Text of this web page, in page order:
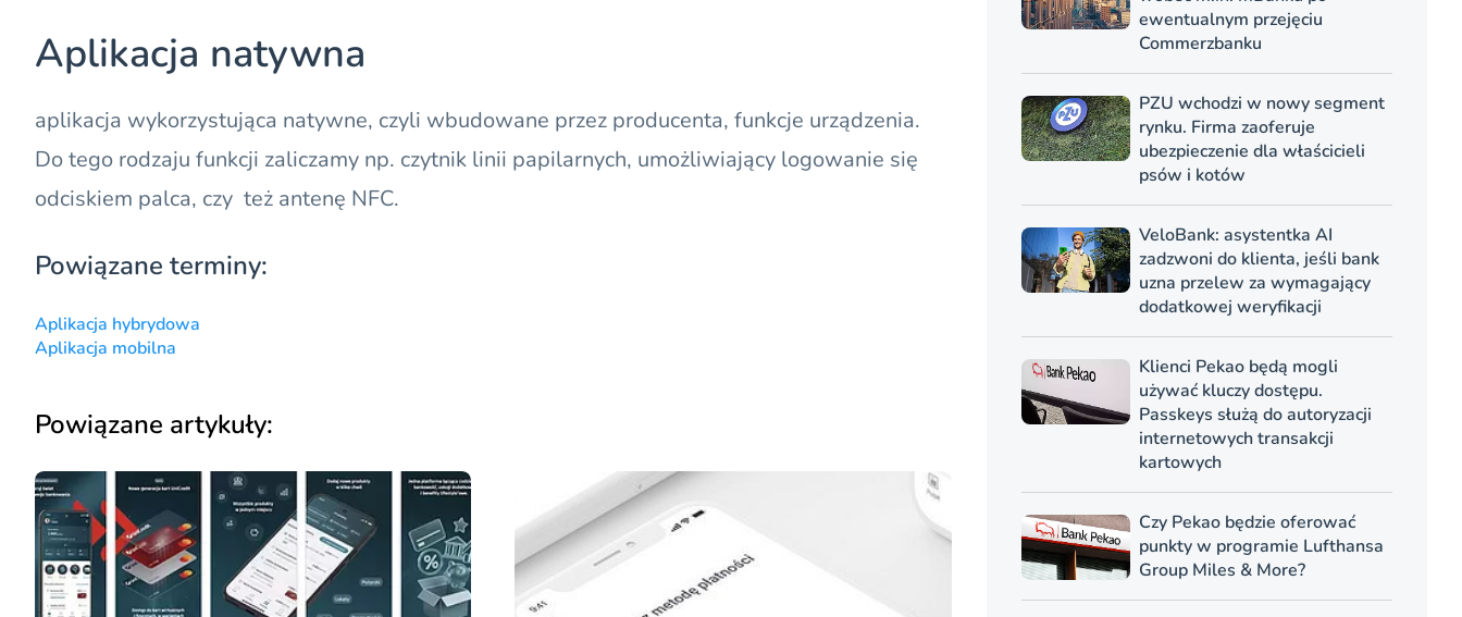
Aplikacja natywna
aplikacja wykorzystująca natywne, czyli wbudowane przez producenta, funkcje urządzenia.
Do tego rodzaju funkcji zaliczamy np. czytnik linii papilarnych, umożliwiający logowanie się
odciskiem palca, czy też antenę NFC.
Powiązane terminy:
Aplikacja hybrydowa
Aplikacja mobilna
Powiązane artykuły:
ewentualnym przejęciu
Commerzbanku
PZU wchodzi w nowy segment
rynku. Firma zaoferuje
ubezpieczenie dla właścicieli
psów i kotów
VeloBank: asystentka AI
zadzwoni do klienta, jeśli bank
uzna przelew za wymagający
dodatkowej weryfikacji
Klienci Pekao będą mogli
używać kluczy dostępu.
Passkeys służą do autoryzacji
internetowych transakcji
kartowych
Czy Pekao będzie oferować
punkty w programie Lufthansa
Group Miles & More?